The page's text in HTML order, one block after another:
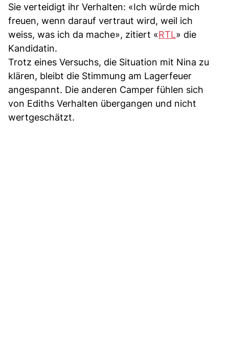
Sie verteidigt ihr Verhalten: «Ich würde mich
freuen, wenn darauf vertraut wird, weil ich
weiss, was ich da mache», zitiert «RTL» die
Kandidatin.
Trotz eines Versuchs, die Situation mit Nina zu
klären, bleibt die Stimmung am Lagerfeuer
angespannt. Die anderen Camper fühlen sich
von Ediths Verhalten übergangen und nicht
wertgeschätzt.